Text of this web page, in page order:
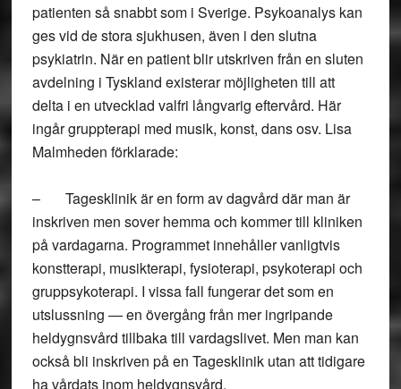
patienten så snabbt som i Sverige. Psykoanalys kan
ges vid de stora sjukhusen, även i den slutna
psykiatrin. När en patient blir utskriven från en sluten
avdelning i Tyskland existerar möjligheten till att
delta i en utvecklad valfri långvarig eftervård. Här
ingår gruppterapi med musik, konst, dans osv. Lisa
Malmheden förklarade:
– Tagesklinik är en form av dagvård där man är
inskriven men sover hemma och kommer till kliniken
på vardagarna. Programmet innehåller vanligtvis
konstterapi, musikterapi, fysioterapi, psykoterapi och
gruppsykoterapi. I vissa fall fungerar det som en
utslussning — en övergång från mer ingripande
heldygnsvård tillbaka till vardagslivet. Men man kan
också bli inskriven på en Tagesklinik utan att tidigare
ha vårdats inom heldygnsvård.